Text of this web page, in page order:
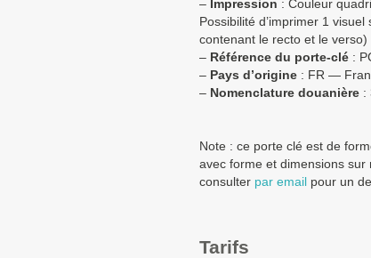
– Impression : Couleur
Possibilité d’imprimer 1
contenant le recto et le verso)
– Référence du porte-clé :
– Pays d’origine : FR —
– Nomenclature douanière :
Note : ce porte clé est de
avec forme et dimensions
consulter par email pour un
Tarifs